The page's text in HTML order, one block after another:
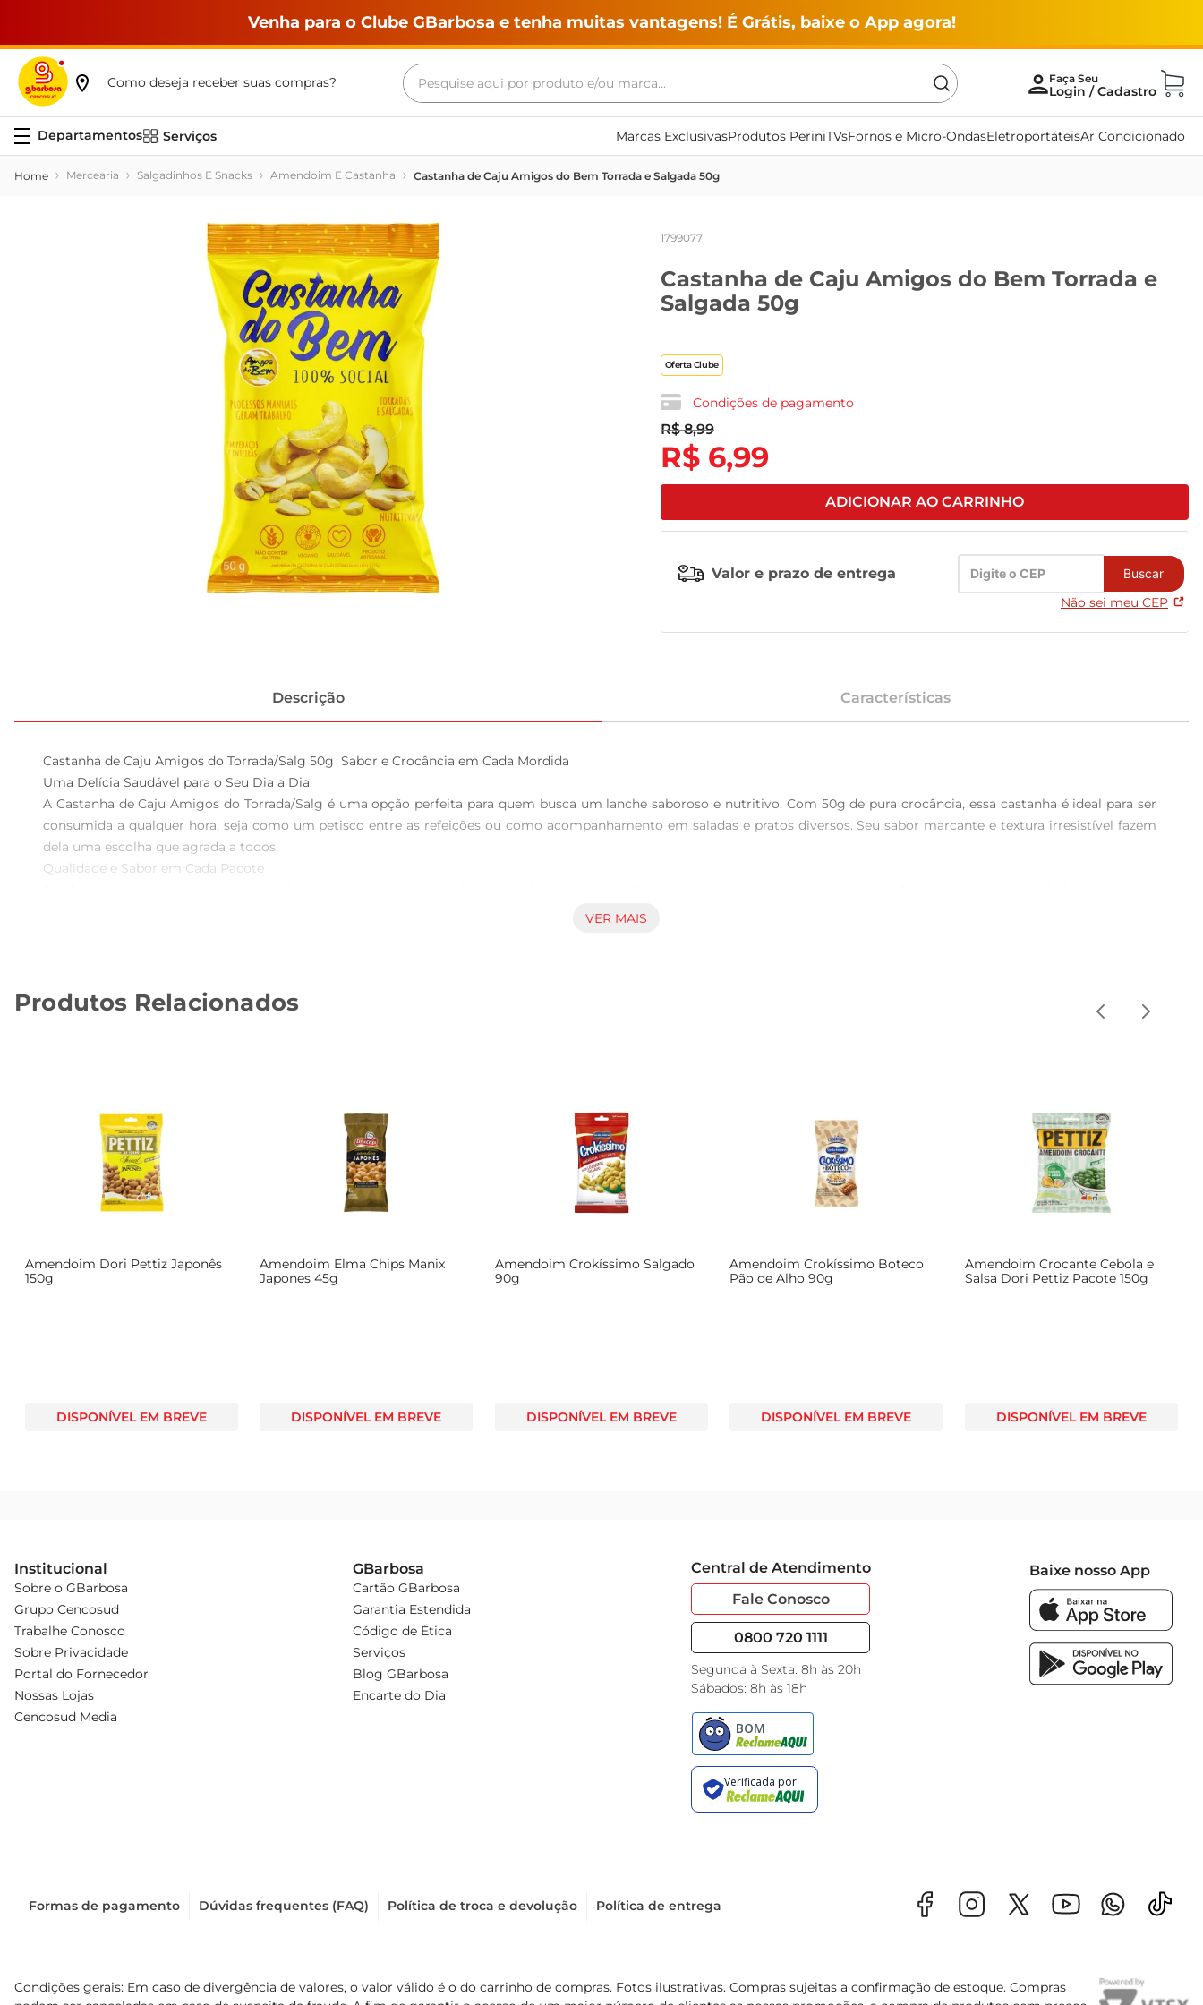
Venha para o Clube GBarbosa e tenha muitas vantagens! É Grátis, baixe o App agora!
Como deseja receber suas compras?
Pesquise aqui por produto e/ou marca...
Serviços Marcas ExclusivasProdutos PeriniTVsFornos e Micro-OndasEletroportáteisAr Condicionado
Mercearia Salgadinhos E Snacks Amendoim E Castanha Castanha de Caju Amigos do Bem Torrada e Salgada 50g
1799077
Castanha de Caju Amigos do Bem Torrada e
Salgada 50g
Oferta Clube
Condições de pagamento
R$ 8,99
R$ 6,99
ADICIONAR AO CARRINHO
Valor e prazo de entrega Buscar
Não sei meu CEP
Descrição Características
Castanha de Caju Amigos do Torrada/Salg 50g  Sabor e Crocância em Cada Mordida
Uma Delícia Saudável para o Seu Dia a Dia
A Castanha de Caju Amigos do Torrada/Salg é uma opção perfeita para quem busca um lanche saboroso e nutritivo. Com 50g de pura crocância, essa castanha é ideal para ser
consumida a qualquer hora, seja como um petisco entre as refeições ou como acompanhamento em saladas e pratos diversos. Seu sabor marcante e textura irresistível fazem
dela uma escolha que agrada a todos.
Qualidade e Sabor em Cada Pacote
cuidadosamente embalada para garantir frescor e qualidade, permitindo que você desfrute de um lanche prático e saboroso sempre que desejar. É uma ótima alternativa para
ferro. Incorporar a Castanha de Caju Amigos do Torrada/Salg à sua dieta pode contribuir para a saúde do coração e auxiliar na manutenção de níveis saudáveis de colesterol. Além
VER MAIS
Produtos Relacionados
Amendoim Dori Pettiz Japonês
150g
DISPONÍVEL EM BREVE
Amendoim Elma Chips Manix
Japones 45g
DISPONÍVEL EM BREVE
Amendoim Crokíssimo Salgado
90g
DISPONÍVEL EM BREVE
Amendoim Crokíssimo Boteco
Pão de Alho 90g
DISPONÍVEL EM BREVE
Amendoim Crocante Cebola e
Salsa Dori Pettiz Pacote 150g
DISPONÍVEL EM BREVE
Institucional
Sobre o GBarbosa
Grupo Cencosud
Trabalhe Conosco
Sobre Privacidade
Portal do Fornecedor
Nossas Lojas
Cencosud Media
GBarbosa
Cartão GBarbosa
Garantia Estendida
Código de Ética
Serviços
Blog GBarbosa
Encarte do Dia
Central de Atendimento
Fale Conosco
0800 720 1111
Segunda à Sexta: 8h às 20h
Sábados: 8h às 18h
Baixe nosso App
Formas de pagamento Dúvidas frequentes (FAQ) Política de troca e devolução Política de entrega
Condições gerais: Em caso de divergência de valores, o valor válido é o do carrinho de compras. Fotos ilustrativas. Compras sujeitas a confirmação de estoque. Compras
Termos mais buscados
maquina lavar
café